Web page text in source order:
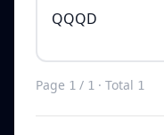
Page 1 / 1 · Total 1